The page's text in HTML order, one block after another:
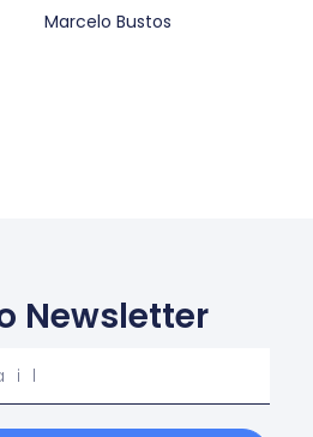
Marcelo Bustos
Newsletter